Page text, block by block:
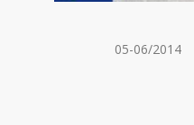
05-06/2014